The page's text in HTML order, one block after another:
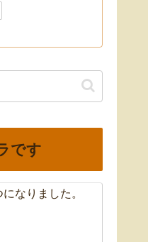
です
なりました。